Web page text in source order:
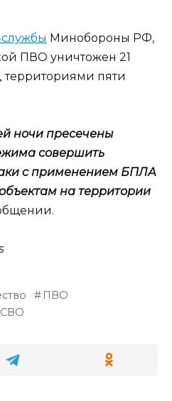
Минобороны РФ,
ПВО уничтожен 21
пяти
ночи пресечены
совершить
c применением БПЛА
на территории
ПВО
СВО